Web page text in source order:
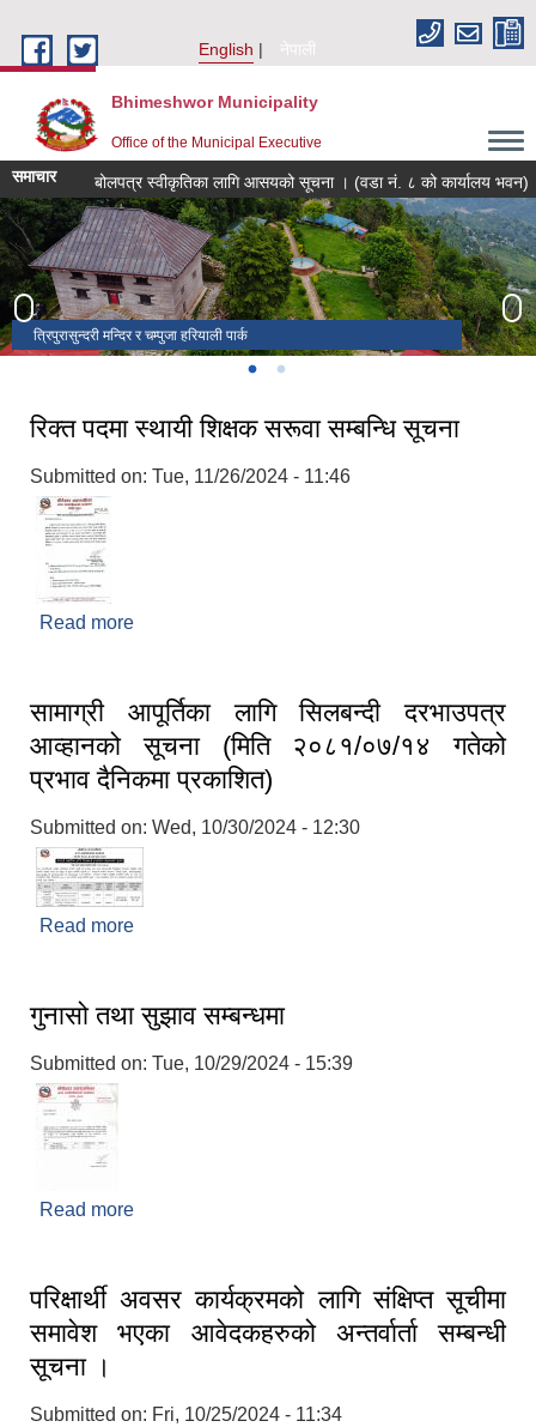
English
नेपाली
Bhimeshwor Municipality
Office of the Municipal Executive
समाचार बोलपत्र स्वीकृतिका लागि आसयको सूचना । (वडा नं. ८ को कार्यालय भवन)
त्रिपुरासुन्दरी मन्दिर र चम्पुजा हरियाली पार्क
चरिकोट बजार
रिक्त पदमा स्थायी शिक्षक सरूवा सम्बन्धि सूचना
Submitted on: Tue, 11/26/2024 - 11:46
Read more
सामाग्री आपूर्तिका लागि सिलबन्दी दरभाउपत्र
आव्हानको सूचना (मिति २०८१/०७/१४ गतेको
प्रभाव दैनिकमा प्रकाशित)
Submitted on: Wed, 10/30/2024 - 12:30
Read more
गुनासो तथा सुझाव सम्बन्धमा
Submitted on: Tue, 10/29/2024 - 15:39
Read more
परिक्षार्थी अवसर कार्यक्रमको लागि संक्षिप्त सूचीमा
समावेश भएका आवेदकहरुको अन्तर्वार्ता सम्बन्धी
सूचना ।
Submitted on: Fri, 10/25/2024 - 11:34